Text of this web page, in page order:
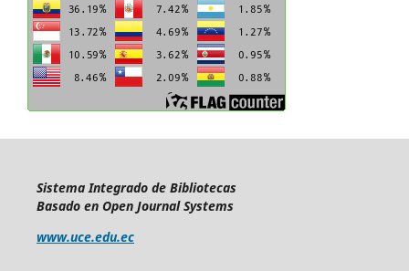
Sistema Integrado de Bibliotecas
Basado en Open Journal Systems
www.uce.edu.ec